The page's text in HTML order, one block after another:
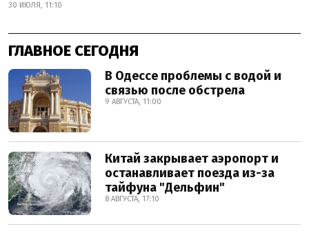
30 ИЮЛЯ, 11:10
ГЛАВНОЕ СЕГОДНЯ
В Одессе проблемы с водой и
связью после обстрела
9 АВГУСТА, 11:00
Китай закрывает аэропорт и
останавливает поезда из-за
тайфуна "Дельфин"
8 АВГУСТА, 17:10